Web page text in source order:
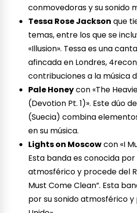
conmovedoras y su sonido
Tessa Rose Jackson que
temas, entre los que se
«Illusion». Tessa es una
afincada en Londres,
contribuciones a la música
Pale Honeycon «The
(Devotion Pt. 1)». Este dúo
(Suecia) combina
en su música.
Lights on Moscowcon «I
Esta banda es conocida por
atmosférico y procede del
Must Come Clean”. Esta
por su sonido atmosférico